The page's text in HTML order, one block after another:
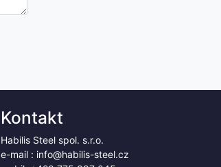
Kontakt
Habilis Steel spol. s.r.o.
e-mail : info@habilis-steel.cz